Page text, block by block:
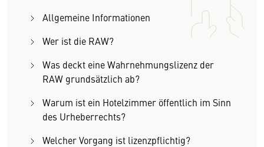
Allgemeine Informationen
Wer ist die RAW?
Was deckt eine Wahrnehmungslizenz der
RAW grundsätzlich ab?
Warum ist ein Hotelzimmer öffentlich im Sinn
des Urheberrechts?
Welcher Vorgang ist lizenzpflichtig?